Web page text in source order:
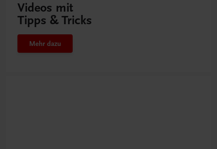
Videos mit
Tipps & Tricks
Mehr dazu